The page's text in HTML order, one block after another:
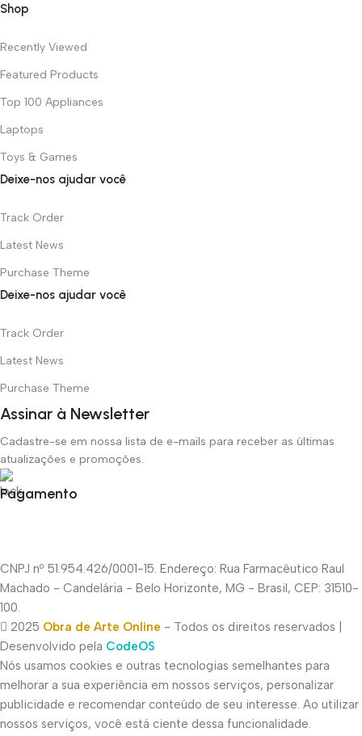
Shop
Recently Viewed
Featured Products
Top 100 Appliances
Laptops
Toys & Games
Deixe-nos ajudar você
Track Order
Latest News
Purchase Theme
Deixe-nos ajudar você
Track Order
Latest News
Purchase Theme
Assinar à Newsletter
Cadastre-se em nossa lista de e-mails para receber as últimas
atualizações e promoções.
Pagamento
CNPJ nº 51.954.426/0001-15. Endereço: Rua Farmacêutico Raul
Machado - Candelária - Belo Horizonte, MG - Brasil, CEP: 31510-
100.
2025 Obra de Arte Online - Todos os direitos reservados |
Desenvolvido pela CodeOS
Nós usamos cookies e outras tecnologias semelhantes para
melhorar a sua experiência em nossos serviços, personalizar
publicidade e recomendar conteúdo de seu interesse. Ao utilizar
nossos serviços, você está ciente dessa funcionalidade.